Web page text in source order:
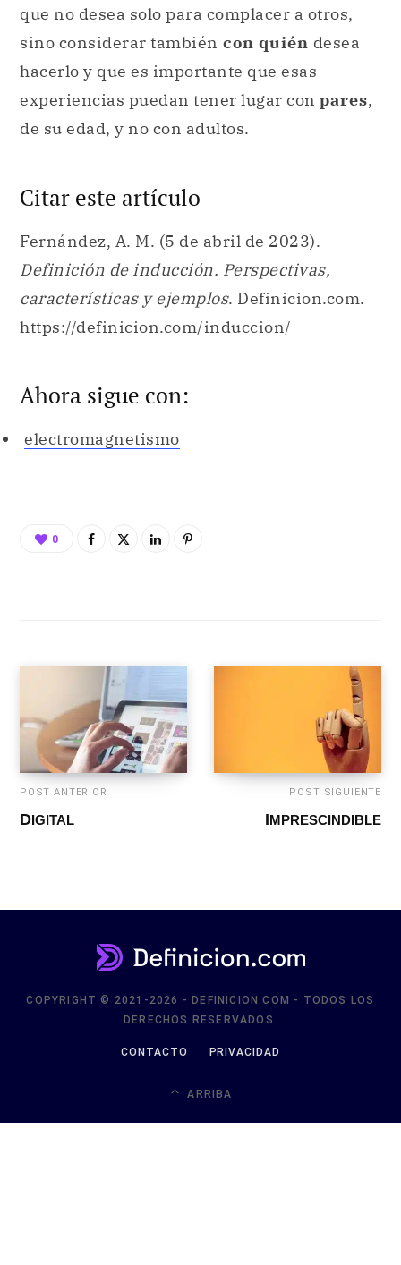
que no desea solo para complacer a otros,
sino considerar también con quién desea
hacerlo y que es importante que esas
experiencias puedan tener lugar con pares,
de su edad, y no con adultos.
Citar este artículo
Fernández, A. M. (5 de abril de 2023).
Definición de inducción. Perspectivas,
características y ejemplos. Definicion.com.
https://definicion.com/induccion/
Ahora sigue con:
electromagnetismo
0
POST ANTERIOR
DIGITAL
POST SIGUIENTE
IMPRESCINDIBLE
COPYRIGHT © 2021-2026 - DEFINICION.COM - TODOS LOS
DERECHOS RESERVADOS.
CONTACTO PRIVACIDAD
ARRIBA